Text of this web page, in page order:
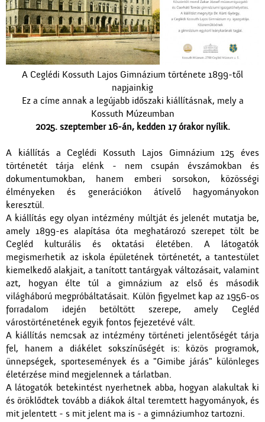
A Ceglédi Kossuth Lajos Gimnázium története 1899-től
napjainkig
Ez a címe annak a legújabb időszaki kiállításnak, mely a
Kossuth Múzeumban
2025. szeptember 16-án, kedden 17 órakor nyílik.
A kiállítás a Ceglédi Kossuth Lajos Gimnázium 125 éves
történetét tárja elénk - nem csupán évszámokban és
dokumentumokban, hanem emberi sorsokon, közösségi
élményeken és generációkon átívelő hagyományokon
keresztül.
A kiállítás egy olyan intézmény múltját és jelenét mutatja be,
amely 1899-es alapítása óta meghatározó szerepet tölt be
Cegléd kulturális és oktatási életében. A látogatók
megismerhetik az iskola épületének történetét, a tantestület
kiemelkedő alakjait, a tanított tantárgyak változásait, valamint
azt, hogyan élte túl a gimnázium az első és második
világháború megpróbáltatásait. Külön figyelmet kap az 1956-os
forradalom idején betöltött szerepe, amely Cegléd
várostörténetének egyik fontos fejezetévé vált.
A kiállítás nemcsak az intézmény történeti jelentőségét tárja
fel, hanem a diákélet sokszínűségét is: közös programok,
ünnepségek, sportesemények és a "Gimibe járás" különleges
életérzése mind megjelennek a tárlatban.
A látogatók betekintést nyerhetnek abba, hogyan alakultak ki
és öröklődtek tovább a diákok által teremtett hagyományok, és
mit jelentett - s mit jelent ma is - a gimnáziumhoz tartozni.